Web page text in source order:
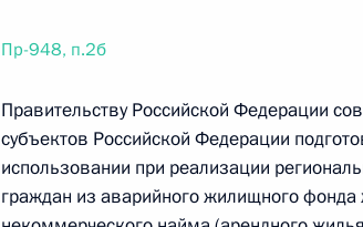
ЖКХ
21 февраля 2013 года, 12:30 8 поручений
19 февраля 2013 года, вторник
Пр-948, п.2б
Правительству Российской Федерации
субъектов Российской Федерации
использовании при реализации
граждан из аварийного жилищного